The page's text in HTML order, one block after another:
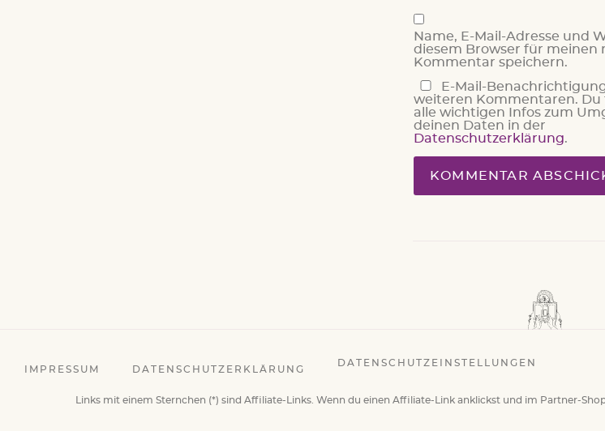
Name, E-Mail-Adresse und
diesem Browser für meinen
Kommentar speichern.
E-Mail-
weiteren Kommentaren. Du
alle wichtigen Infos zum
deinen Daten in der
Datenschutzerklärung.
IMPRESSUM DATENSCHUTZERKLÄRUNG
DATENSCHUTZEINSTELLUNGEN
Links mit einem Sternchen (*) sind Affiliate-Links. Wenn du einen Affiliate-Link anklickst und im Partner-